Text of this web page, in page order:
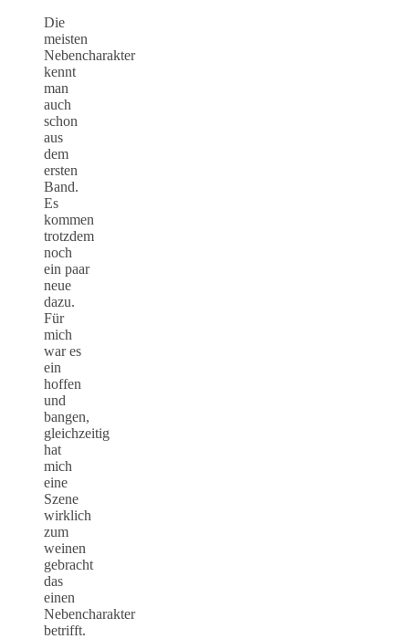
Die
meisten
Nebencharakter
kennt
man
auch
schon
aus
dem
ersten
Band.
Es
kommen
trotzdem
noch
ein paar
neue
dazu.
Für
mich
war es
ein
hoffen
und
bangen,
gleichzeitig
hat
mich
eine
Szene
wirklich
zum
weinen
gebracht
das
einen
Nebencharakter
betrifft.